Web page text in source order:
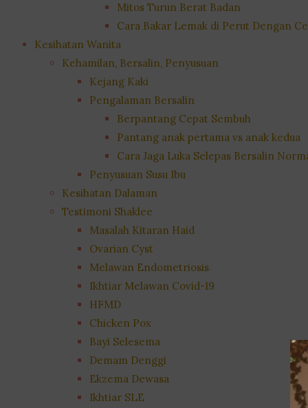
Mitos Turun Berat Badan
Cara Bakar Lemak di Perut Dengan
Kesihatan Wanita
Kehamilan, Bersalin, Penyusuan
Kejang Kaki
Pengalaman Bersalin
Berpantang Cepat Sembuh
Pantang anak pertama vs anak kedua
Cara Jaga Luka Selepas Bersalin
Penyusuan Susu Ibu
Kesihatan Dalaman
Testimoni Shaklee
Masalah Kitaran Haid
Ovarian Cyst
Melawan Endometriosis
Ikhtiar Melawan Covid-19
HFMD
Chicken Pox
Bayi Selesema
Demam Denggi
Ekzema Dewasa
Ikhtiar SLE